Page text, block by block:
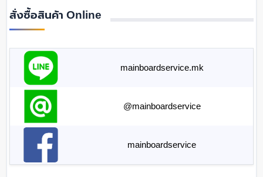
สั่งซื้อสินค้า Online
mainboardservice.mk
@mainboardservice
mainboardservice